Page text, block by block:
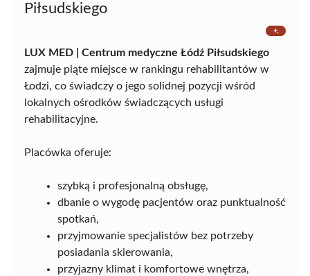
Piłsudskiego
LUX MED | Centrum medyczne Łódź Piłsudskiego
zajmuje piąte miejsce w rankingu rehabilitantów w
Łodzi, co świadczy o jego solidnej pozycji wśród
lokalnych ośrodków świadczących usługi
rehabilitacyjne.
Placówka oferuje:
szybką i profesjonalną obsługę,
dbanie o wygodę pacjentów oraz punktualność
spotkań,
przyjmowanie specjalistów bez potrzeby
posiadania skierowania,
przyjazny klimat i komfortowe wnętrza,